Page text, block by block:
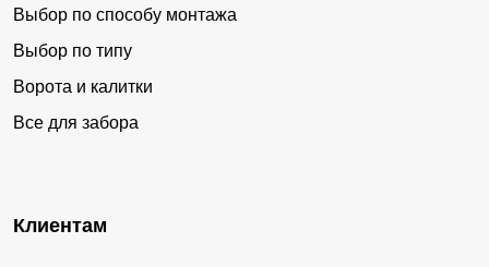
Выбор по способу монтажа
Выбор по типу
Ворота и калитки
Все для забора
Клиентам